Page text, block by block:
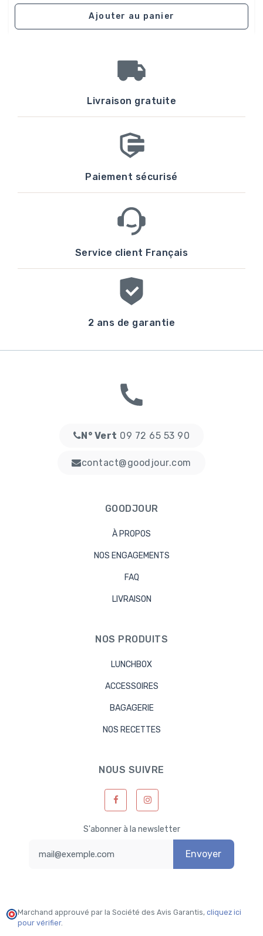
Ajouter au panier
Livraison gratuite
Paiement sécurisé
Service client Français
2 ans de garantie
N° Vert 09 72 65 53 90
contact@goodjour.com
GOODJOUR
À PROPOS
NOS ENGAGEMENTS
FAQ
LIVRAISON
NOS PRODUITS
LUNCHBOX
ACCESSOIRES
BAGAGERIE
NOS RECETTES
NOUS SUIVRE
S'abonner à la newsletter
Envoyer
Marchand approuvé par la Société des Avis Garantis, cliquez ici
pour vérifier.